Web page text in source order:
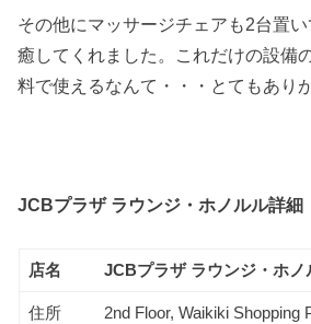
その他にマッサージチェアも2台置
癒してくれました。これだけの設備
料で使えるなんて・・・とてもあり
JCBプラザ ラウンジ・ホノルル詳細
店名 JCBプラザ ラウンジ・ホノ
住所
2nd Floor, Waikiki Shopping